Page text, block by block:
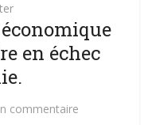
en échec
commentaire